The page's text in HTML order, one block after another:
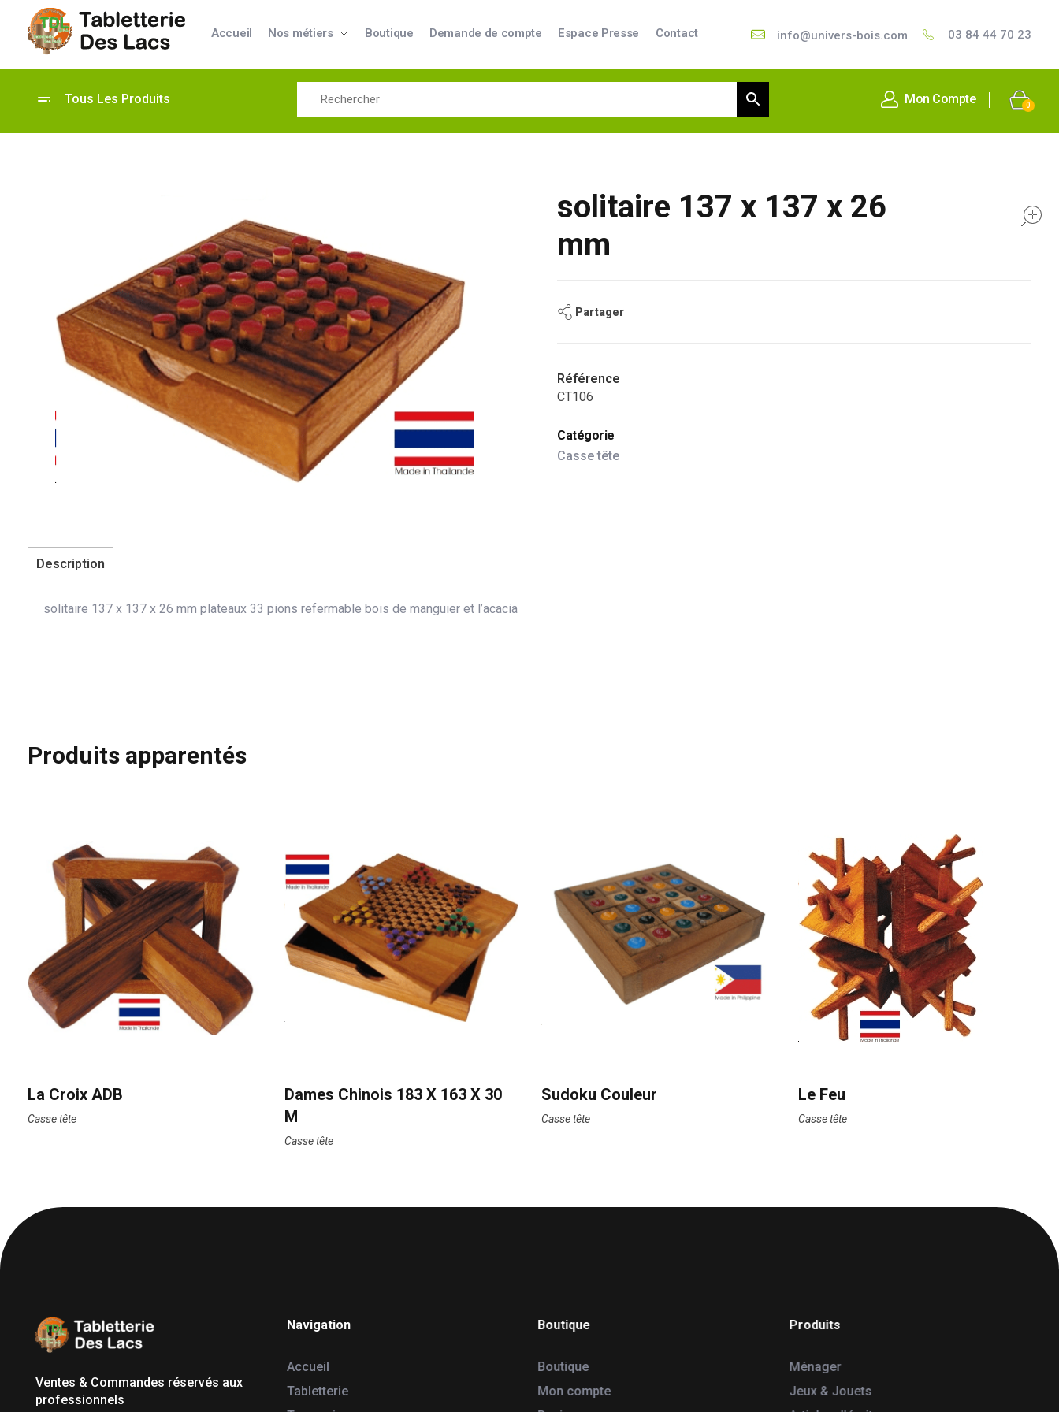
Tabletterie des Lacs
Accueil Nos métiers Boutique Demande de compte Espace Presse Contact info@univers-bois.com 03 84 44 70 23
Tous Les Produits Mon Compte 0
solitaire 137 x 137 x 26
mm
Partager
Référence
CT106
Catégorie
Casse tête
Description
solitaire 137 x 137 x 26 mm plateaux 33 pions refermable bois de manguier et l’acacia
Produits apparentés
La Croix ADB
Casse tête
Dames Chinois 183 X 163 X 30
M
Casse tête
Sudoku Couleur
Casse tête
Le Feu
Casse tête
Ventes & Commandes réservés aux
professionnels
Navigation
Accueil
Tabletterie
Boutique
Boutique
Mon compte
Produits
Ménager
Jeux & Jouets